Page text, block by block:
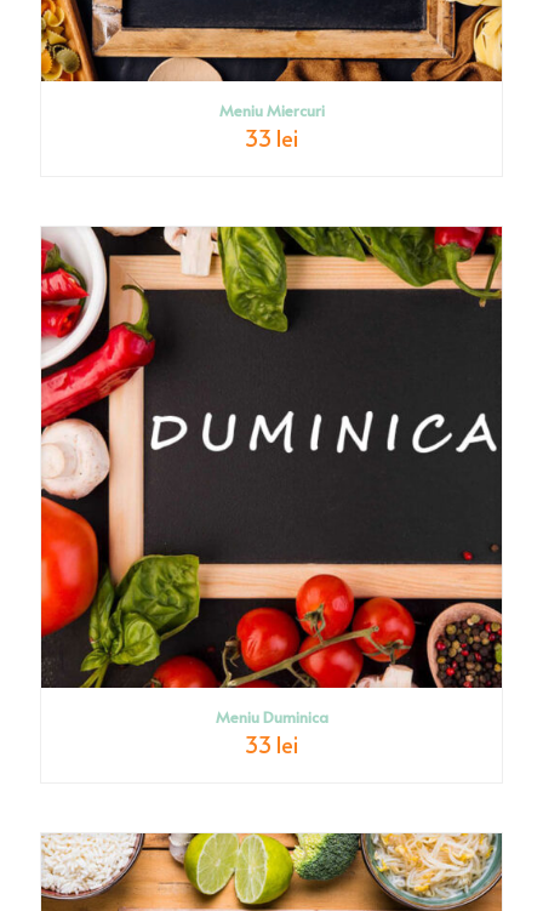
Meniu Miercuri
33 lei
Meniu Duminica
33 lei